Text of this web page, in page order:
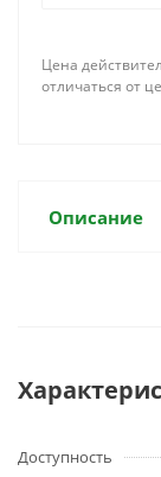
Цена
отличаться от
Описание
Доступность